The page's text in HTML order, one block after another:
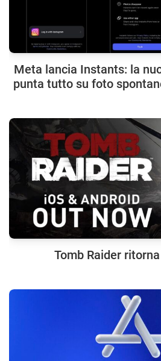
Meta lancia Instants: la
punta tutto su foto
Tomb Raider